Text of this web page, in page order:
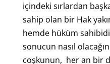
içindeki sırlardan
sahip olan bir Hak
hemde hüküm
sonucun nasıl
coşkunun, her an bir